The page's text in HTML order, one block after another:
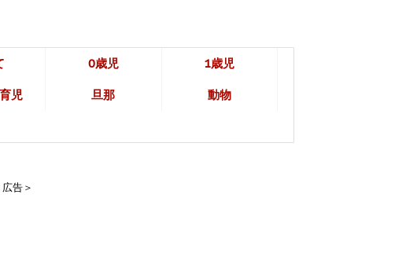
0歳児 1歳児
児 旦那 動物
広告＞